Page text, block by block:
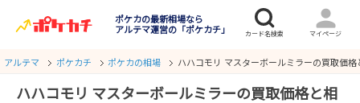
ポケカの最新相場なら
アルテマ運営の「ポケカチ」
アルテマ ポケカチ ポケカの相場 ハハコモリ マスターボールミラーの買取価
ハハコモリ マスターボールミラーの買取価格と相